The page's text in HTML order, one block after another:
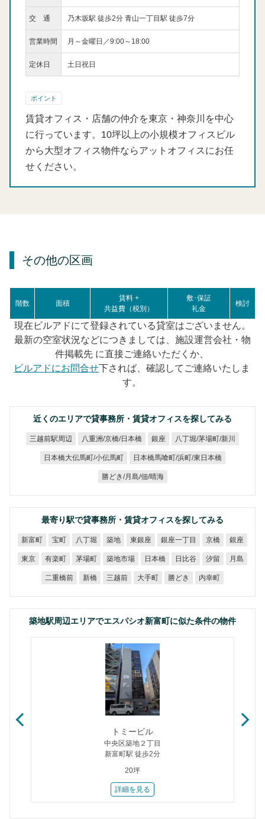
交 通 乃木坂駅 徒歩2分 青山一丁目駅 徒歩7分
営業時間 月～金曜日／9:00～18:00
定休日 土日祝日
ポイント
賃貸オフィス・店舗の仲介を東京・神奈川を中心
に行っています。10坪以上の小規模オフィスビル
から大型オフィス物件ならアットオフィスにお任
せください。
その他の区画
階数 面積
賃料 +
共益費（税別）
敷･保証
礼金
検討
現在ビルアドにて登録されている貸室はございません。
最新の空室状況などにつきましては、施設運営会社・物
件掲載先 に直接ご連絡いただくか、
ビルアドにお問合せ下されば、確認してご連絡いたしま
す。
近くのエリアで貸事務所・賃貸オフィスを探してみる
三越前駅周辺 八重洲/京橋/日本橋 銀座 八丁堀/茅場町/新川
日本橋大伝馬町/小伝馬町 日本橋馬喰町/浜町/東日本橋
勝どき/月島/佃/晴海
最寄り駅で貸事務所・賃貸オフィスを探してみる
新富町 宝町 八丁堀 築地 東銀座 銀座一丁目 京橋 銀座
東京 有楽町 茅場町 築地市場 日本橋 日比谷 汐留 月島
二重橋前 新橋 三越前 大手町 勝どき 内幸町
築地駅周辺エリアでエスパシオ新富町に似た条件の物件
トミービル
中央区築地２丁目
新富町駅 徒歩2分
20坪
詳細を見る